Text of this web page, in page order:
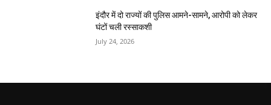
इंदौर में दो राज्यों की पुलिस आमने-सामने, आरोपी को लेकर
घंटों चली रस्साकशी
July 24, 2026